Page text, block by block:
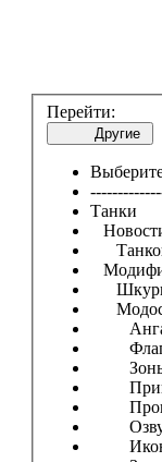
Перейти:
Другие
Танки
Зоны